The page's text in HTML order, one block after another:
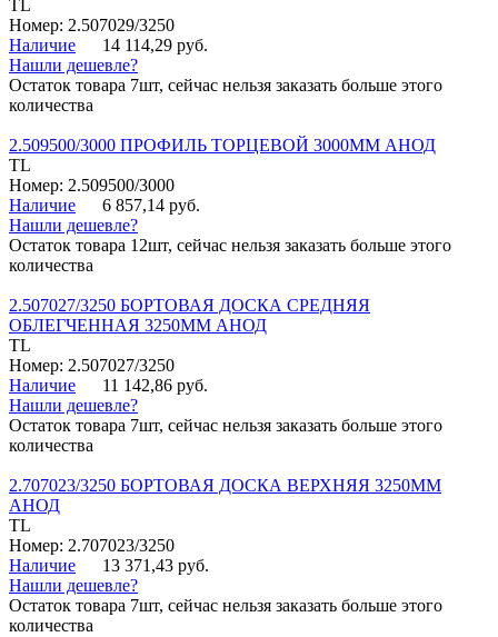
TL
Номер: 2.507029/3250
Наличие
14 114,29 руб.
Нашли дешевле?
Остаток товара 7шт, сейчас нельзя заказать больше этого
количества
2.509500/3000 ПРОФИЛЬ ТОРЦЕВОЙ 3000ММ АНОД
TL
Номер: 2.509500/3000
Наличие
6 857,14 руб.
Нашли дешевле?
Остаток товара 12шт, сейчас нельзя заказать больше этого
количества
2.507027/3250 БОРТОВАЯ ДОСКА СРЕДНЯЯ
ОБЛЕГЧЕННАЯ 3250ММ АНОД
TL
Номер: 2.507027/3250
Наличие
11 142,86 руб.
Нашли дешевле?
Остаток товара 7шт, сейчас нельзя заказать больше этого
количества
2.707023/3250 БОРТОВАЯ ДОСКА ВЕРХНЯЯ 3250ММ
АНОД
TL
Номер: 2.707023/3250
Наличие
13 371,43 руб.
Нашли дешевле?
Остаток товара 7шт, сейчас нельзя заказать больше этого
количества